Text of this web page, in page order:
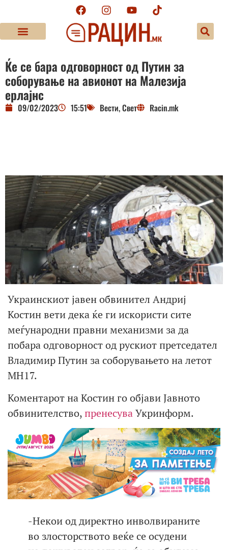
Ќе се бара одговорност од Путин за
соборување на авионот на Малезија
ерлајнс
09/02/2023 15:51 Вести,Свет Racin.mk
Украинскиот јавен обвинител Андриј
Костин вети дека ќе ги искористи сите
меѓународни правни механизми за да
побара одговорност од рускиот претседател
Владимир Путин за соборувањето на летот
MH17.
Коментарот на Костин го објави Јавното
обвинителство,пренесуваУкринформ.
-Некои од директно инволвираните
во злосторството веќе се осудени